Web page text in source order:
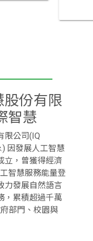
股份有限
智慧
限公司(IQ
因發展人工智慧
立，曾獲得經濟
智慧服務能量登
力發展自然語言
，累積超過千萬
部門、校園與